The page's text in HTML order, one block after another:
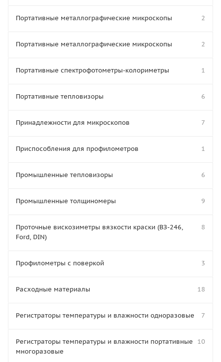
Портативные металлографические микроскопы 2
Портативные металлографические микроскопы 2
Портативные спектрофотометры-колориметры 1
Портативные тепловизоры 6
Принадлежности для микроскопов 7
Приспособления для профилометров 1
Промышленные тепловизоры 6
Промышленные толщиномеры 9
Проточные вискозиметры вязкости краски (ВЗ-246,
Ford, DIN)
8
Профилометры с поверкой 3
Расходные материалы 18
Регистраторы температуры и влажности одноразовые 7
Регистраторы температуры и влажности портативные
многоразовые
10